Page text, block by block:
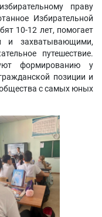
праву
Избирательной
10-12 лет, помогает
и захватывающими,
путешествие.
формированию у
позиции и
с самых юных